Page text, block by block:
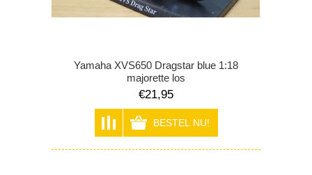
Yamaha XVS650 Dragstar blue 1:18
majorette los
€21,95